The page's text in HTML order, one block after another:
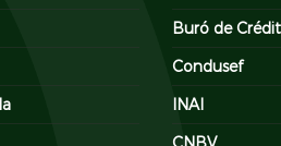
Buró de
Condusef
INAI
CNBV